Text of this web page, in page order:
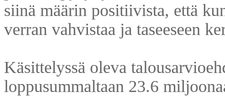
siinä määrin positiivista, että
verran vahvistaa ja taseeseen
Käsittelyssä oleva
loppusummaltaan 23.6